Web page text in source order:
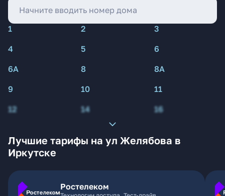
1 2
3
4
5
6
6А
8
8А
9
10
11
12
14 16
Лучшие тарифы на ул Желябова в
Иркутске
Ростелеком